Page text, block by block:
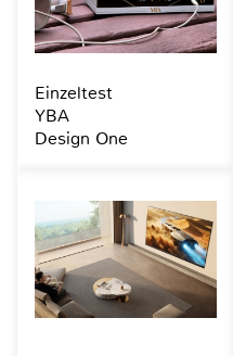
Einzeltest
YBA
Design One